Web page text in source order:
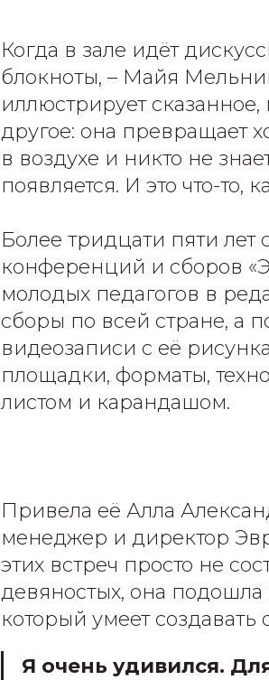
Когда в зале идёт
блокноты, – Майя
иллюстрирует сказанное,
другое: она превращает
в воздухе и никто не
появляется. И это что-то,
Более тридцати пяти
конференций и сборов
молодых педагогов в
сборы по всей стране, а
видеозаписи с её
площадки, форматы,
листом и карандашом.
Привела её Алла
менеджер и директор
этих встреч просто не
девяностых, она подошла
который умеет создавать
Я очень удивился.